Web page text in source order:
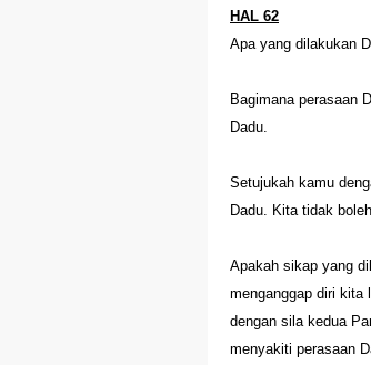
HAL 62
Apa yang dilakukan
Bagimana perasaan
Dadu.
Setujukah kamu
Dadu. Kita tidak
Apakah sikap yang
menganggap diri kita
dengan sila kedua
menyakiti perasaan